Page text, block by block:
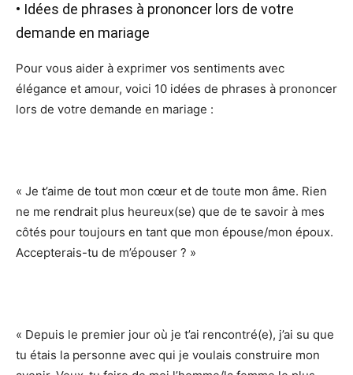
• Idées de phrases à prononcer lors de votre
demande en mariage
Pour vous aider à exprimer vos sentiments avec
élégance et amour, voici 10 idées de phrases à prononcer
lors de votre demande en mariage :
« Je t’aime de tout mon cœur et de toute mon âme. Rien
ne me rendrait plus heureux(se) que de te savoir à mes
côtés pour toujours en tant que mon épouse/mon époux.
Accepterais-tu de m’épouser ? »
« Depuis le premier jour où je t’ai rencontré(e), j’ai su que
tu étais la personne avec qui je voulais construire mon